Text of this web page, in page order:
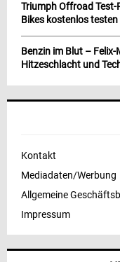
Triumph Offroad Test-
Bikes kostenlos testen
Benzin im Blut –
Hitzeschlacht und
Kontakt
Mediadaten/Werbung
Allgemeine
Impressum